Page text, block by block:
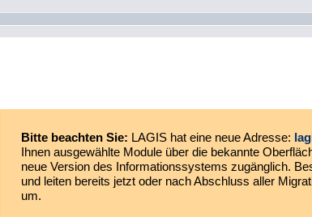
Bitte beachten Sie: LAGIS hat eine neue Adresse:
Ihnen ausgewählte Module über die bekannte
neue Version des Informationssystems zugänglich.
und leiten bereits jetzt oder nach Abschluss aller
um.